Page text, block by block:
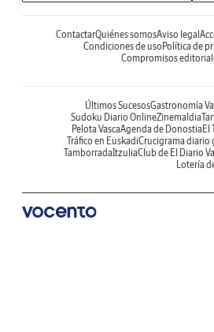
ContactarQuiénes somosAviso legal
Condiciones de usoPolítica de
Compromisos
Últimos SucesosGastronomía
Sudoku Diario OnlineZinemaldia
Pelota VascaAgenda de DonostiaEl
Tráfico en EuskadiCrucigrama diario
TamborradaItzuliaClub de El Diario
Lotería